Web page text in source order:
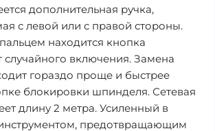
дополнительная ручка,
с левой или с правой стороны.
находится кнопка
случайного включения. Замена
гораздо проще и быстрее
блокировки шпинделя. Сетевая
длину 2 метра. Усиленный в
предотвращающим